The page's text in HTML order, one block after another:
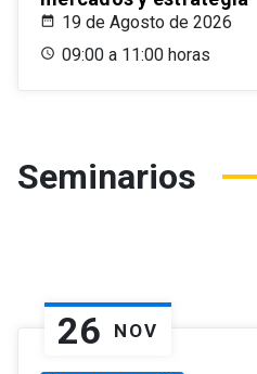
19 de Agosto de 2026
09:00 a 11:00 horas
Seminarios
26 NOV